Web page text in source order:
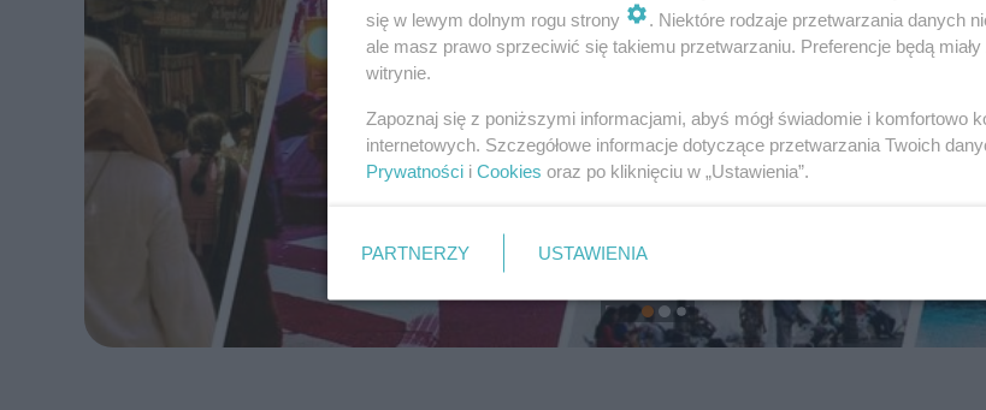
się w lewym dolnym rogu strony
. Niektóre rodzaje przetwarzania danych
ale masz prawo sprzeciwić się takiemu przetwarzaniu. Preferencje będą
witrynie.
Zapoznaj się z poniższymi informacjami, abyś mógł świadomie i komfortowo
internetowych. Szczegółowe informacje dotyczące przetwarzania Twoich
Prywatności i Cookies oraz po kliknięciu w „Ustawienia”.
PARTNERZY USTAWIENIA